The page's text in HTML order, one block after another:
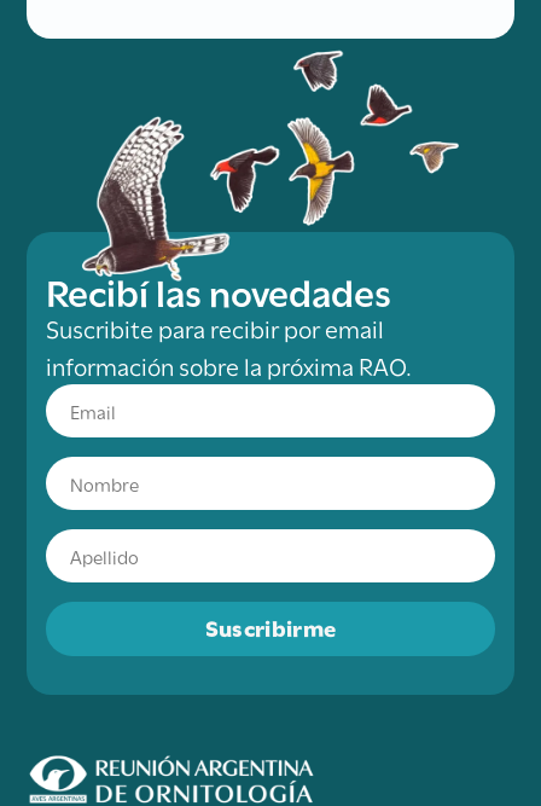
Recibí las novedades
Suscribite para recibir por email
información sobre la próxima RAO.
Suscribirme